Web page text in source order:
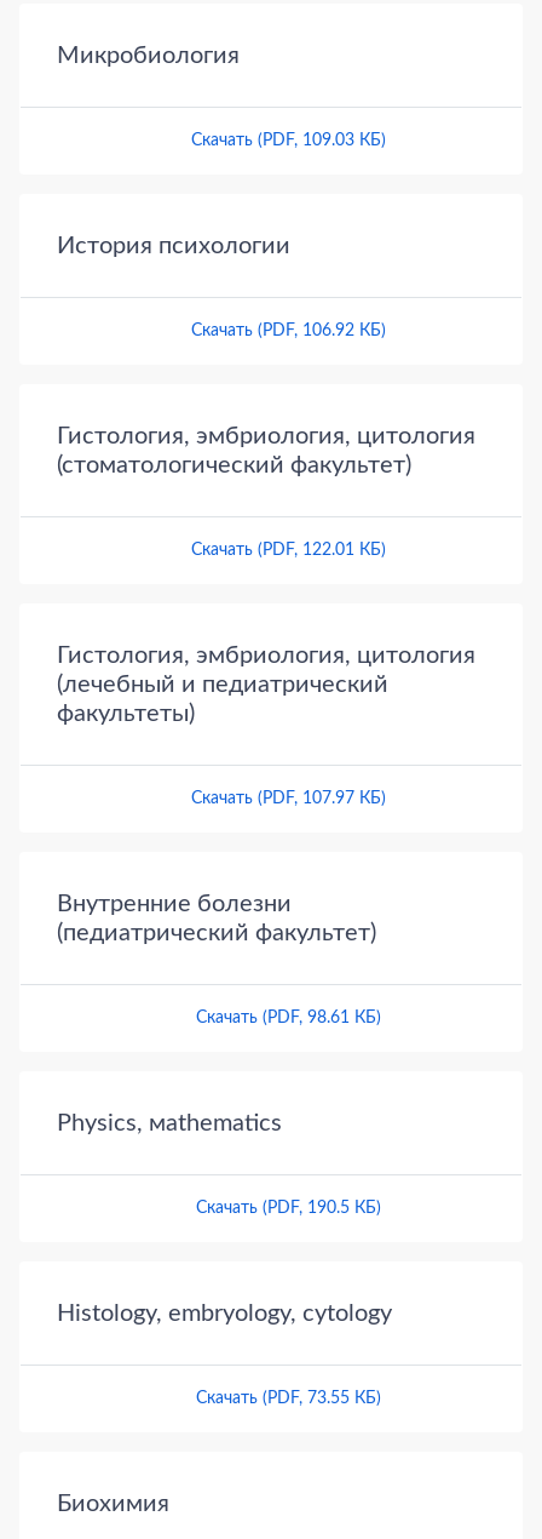
Микробиология
Скачать (PDF, 109.03 КБ)
История психологии
Скачать (PDF, 106.92 КБ)
Гистология, эмбриология, цитология
(стоматологический факультет)
Скачать (PDF, 122.01 КБ)
Гистология, эмбриология, цитология
(лечебный и педиатрический
факультеты)
Скачать (PDF, 107.97 КБ)
Внутренние болезни
(педиатрический факультет)
Скачать (PDF, 98.61 КБ)
Physics, мathematics
Скачать (PDF, 190.5 КБ)
Histology, embryology, cytology
Скачать (PDF, 73.55 КБ)
Биохимия